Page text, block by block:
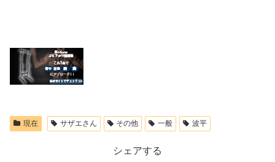
現在 サザエさん その他 一般 波平
シェアする